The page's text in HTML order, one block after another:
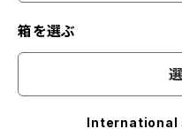
箱を選ぶ
International